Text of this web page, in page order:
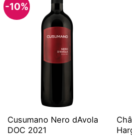
-10%
Cusumano Nero dAvola
DOC 2021